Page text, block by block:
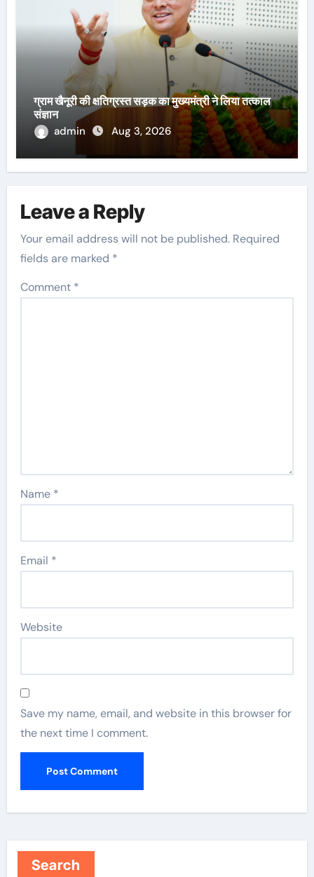
ग्राम खैनूरी की क्षतिग्रस्त सड़क का मुख्यमंत्री ने लिया तत्काल
संज्ञान
admin
Aug 3, 2026
Leave a Reply
Your email address will not be published. Required
fields are marked *
Comment *
Name *
Email *
Website
Save my name, email, and website in this browser for
the next time I comment.
Search